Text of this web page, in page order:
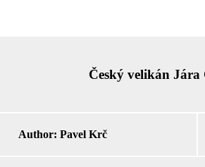
Český velikán
Author: Pavel Krč